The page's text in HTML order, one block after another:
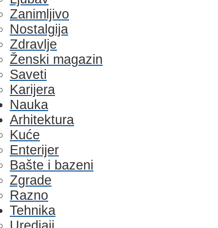
Zanimljivo
Nostalgija
Zdravlje
Ženski magazin
Saveti
Karijera
Nauka
Arhitektura
Kuće
Enterijer
Bašte i bazeni
Zgrade
Razno
Tehnika